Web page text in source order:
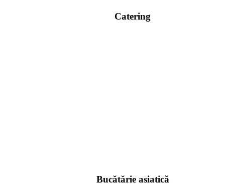
Catering
Bucătărie asiatică